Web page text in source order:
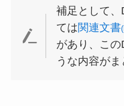
補足として
ては関連文書
があり、こ
うな内容がま